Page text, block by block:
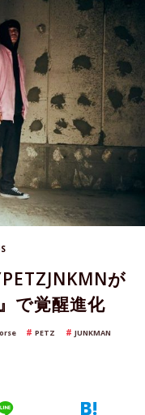
が
で覚醒進化
PETZ JUNKMAN